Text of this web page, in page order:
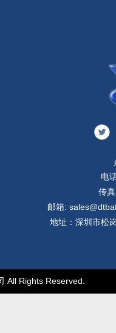
电
传
邮箱:
地址：深圳市松
All Rights Reserved.